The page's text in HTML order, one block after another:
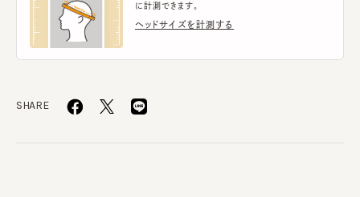
に計測できます。
ヘッドサイズを計測する
SHARE